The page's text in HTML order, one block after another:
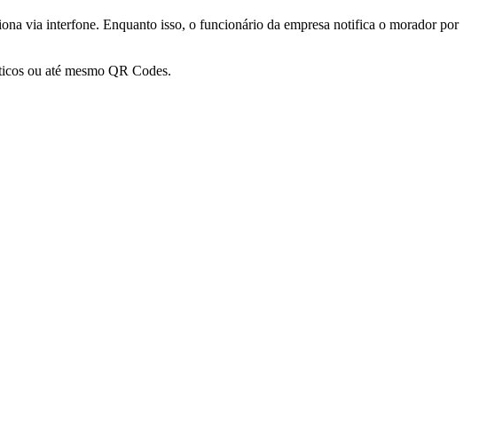
via interfone. Enquanto isso, o funcionário da empresa notifica o morador por
ou até mesmo QR Codes.